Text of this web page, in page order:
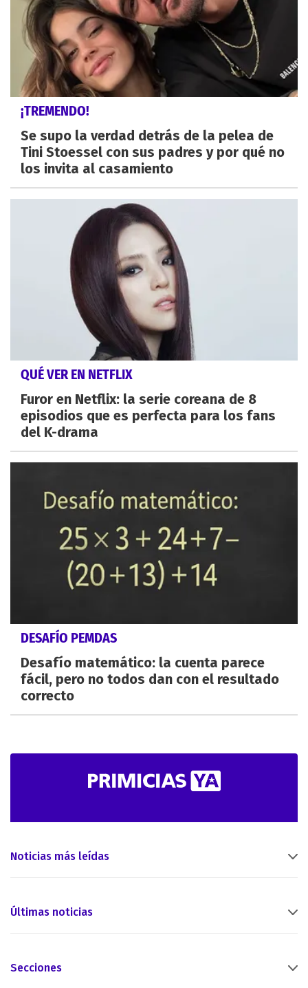
¡TREMENDO!
Se supo la verdad detrás de la pelea de
Tini Stoessel con sus padres y por qué no
los invita al casamiento
QUÉ VER EN NETFLIX
Furor en Netflix: la serie coreana de 8
episodios que es perfecta para los fans
del K-drama
DESAFÍO PEMDAS
Desafío matemático: la cuenta parece
fácil, pero no todos dan con el resultado
correcto
Noticias más leídas
Últimas noticias
Secciones